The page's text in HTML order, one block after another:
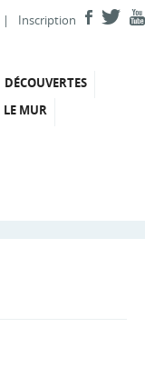
| Inscription
DÉCOUVERTES
LE MUR